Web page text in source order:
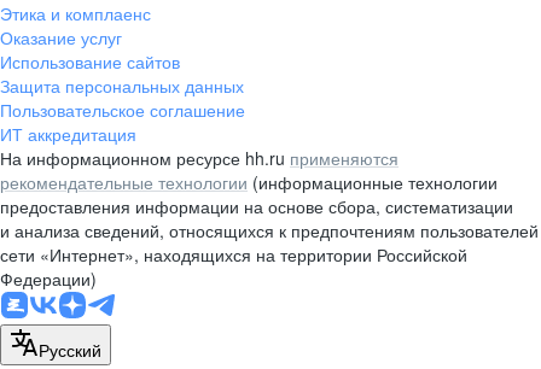
pr@rabota.by
Алматы
пр. Абая, д. 151, БЦ Алатау,
12 этаж, офис 1209
+7 727 232-13-13
pr@headhunter.com.kz
Этика и комплаенс
Оказание услуг
Использование сайтов
Защита персональных данных
Пользовательское соглашение
ИТ аккредитация
На информационном ресурсе hh.ru применяются
рекомендательные технологии (информационные технологии
предоставления информации на основе сбора, систематизации
и анализа сведений, относящихся к предпочтениям пользователей
сети «Интернет», находящихся на территории Российской
Федерации)
Русский